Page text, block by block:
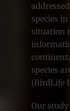
species
situation
species
(BirdLife
Our study